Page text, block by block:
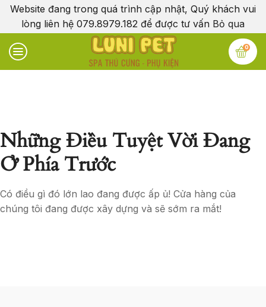
Website đang trong quá trình cập nhật, Quý khách vui
lòng liên hệ 079.8979.182 để được tư vấn Bỏ qua
0
Những Điều Tuyệt Vời Đang
Ở Phía Trước
Có điều gì đó lớn lao đang được ấp ủ! Cửa hàng của
chúng tôi đang được xây dựng và sẽ sớm ra mắt!